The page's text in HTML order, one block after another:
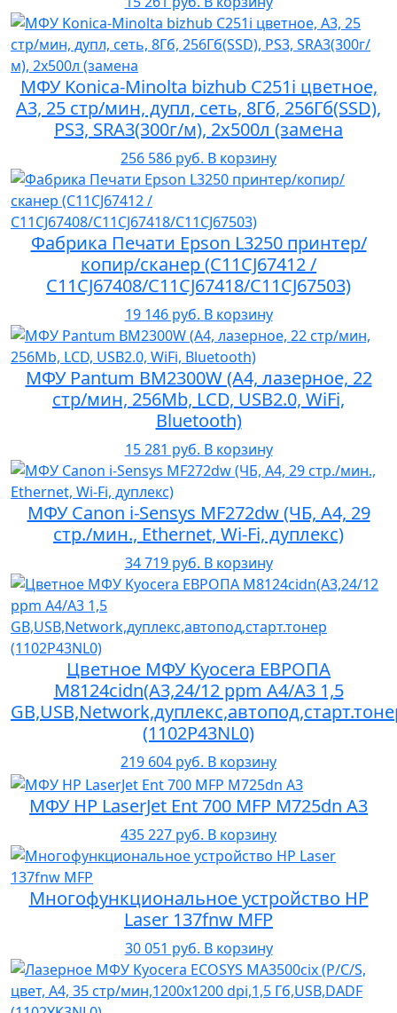
МФУ Konica-Minolta bizhub C251i цветное,
A3, 25 стр/мин, дупл, сеть, 8Гб, 256Гб(SSD),
PS3, SRA3(300г/м), 2x500л (замена
256 586 руб. В корзину
Фабрика Печати Epson L3250 принтер/
копир/сканер (C11CJ67412 /
C11CJ67408/C11CJ67418/C11CJ67503)
19 146 руб. В корзину
МФУ Pantum BM2300W (А4, лазерное, 22
стр/мин, 256Mb, LCD, USB2.0, WiFi,
Bluetooth)
15 281 руб. В корзину
МФУ Canon i-Sensys MF272dw (ЧБ, А4, 29
стр./мин., Ethernet, Wi-Fi, дуплекс)
34 719 руб. В корзину
Цветное МФУ Kyocera ЕВРОПА
M8124cidn(А3,24/12 ppm A4/A3 1,5
(1102P43NL0)
219 604 руб. В корзину
МФУ HP LaserJet Ent 700 MFP M725dn A3
435 227 руб. В корзину
Многофункциональное устройство HP
Laser 137fnw MFP
30 051 руб. В корзину